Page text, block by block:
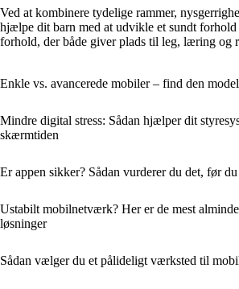
Ved at kombinere tydelige rammer,
hjælpe dit barn med at udvikle et sundt
forhold, der både giver plads til leg, læring og
Enkle vs. avancerede mobiler – find den
Mindre digital stress: Sådan hjælper dit
skærmtiden
Er appen sikker? Sådan vurderer du det, før
Ustabilt mobilnetværk? Her er de mest
løsninger
Sådan vælger du et pålideligt værksted til